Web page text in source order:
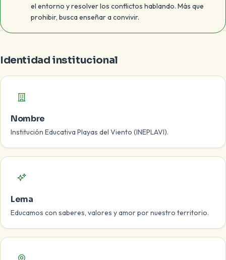
el entorno y resolver los conflictos hablando. Más que
prohibir, busca enseñar a convivir.
Identidad institucional
Nombre
Institución Educativa Playas del Viento (INEPLAVI).
Lema
Educamos con saberes, valores y amor por nuestro territorio.